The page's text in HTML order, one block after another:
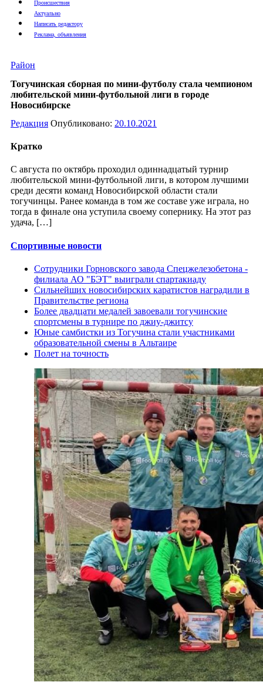
Происшествия
Актуально
Написать редактору
Реклама, объявления
Район
Тогучинская сборная по мини-футболу стала чемпионом
любительской мини-футбольной лиги в городе
Новосибирске
Редакция Опубликовано: 20.10.2021
Кратко
С августа по октябрь проходил одиннадцатый турнир
любительской мини-футбольной лиги, в котором лучшими
среди десяти команд Новосибирской области стали
тогучинцы. Ранее команда в том же составе уже играла, но
тогда в финале она уступила своему сопернику. На этот раз
удача, […]
Спортивные новости
Сотрудники Горновского завода Спецжелезобетона -
филиала АО "БЭТ" выиграли спартакиаду
Сильнейших новосибирских каратистов наградили в
Правительстве региона
Более двадцати медалей завоевали тогучинские
спортсмены в турнире по джиу-джитсу
Юные самбистки из Тогучина стали участниками
образовательной смены в Альтаире
Полет на точность